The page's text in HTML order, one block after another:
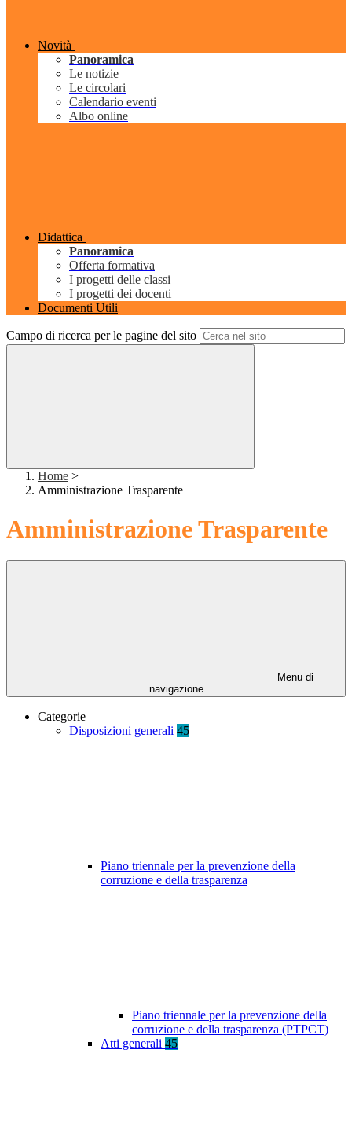
Novità
Panoramica
Le notizie
Le circolari
Calendario eventi
Albo online
Didattica
Panoramica
Offerta formativa
I progetti delle classi
I progetti dei docenti
Documenti Utili
Campo di ricerca per le pagine del sito
Home >
Amministrazione Trasparente
Amministrazione Trasparente
Menu di
navigazione
Categorie
Disposizioni generali 45
Piano triennale per la prevenzione della
corruzione e della trasparenza
Piano triennale per la prevenzione della
corruzione e della trasparenza (PTPCT)
Atti generali 45